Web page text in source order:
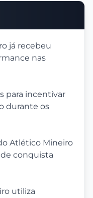
já recebeu
nas
para incentivar
durante os
Atlético Mineiro
conquista
utiliza